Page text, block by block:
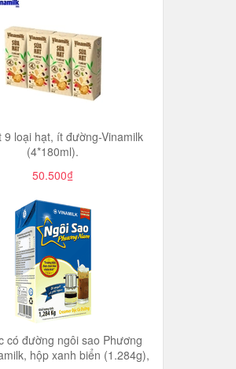
9 loại hạt, ít đường-Vinamilk
(4*180ml).
50.500₫
có đường ngôi sao Phương
hộp xanh biển (1.284g),